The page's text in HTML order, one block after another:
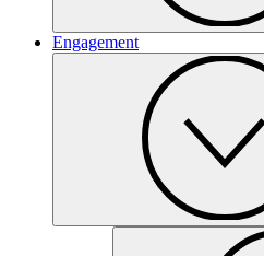
Engagement